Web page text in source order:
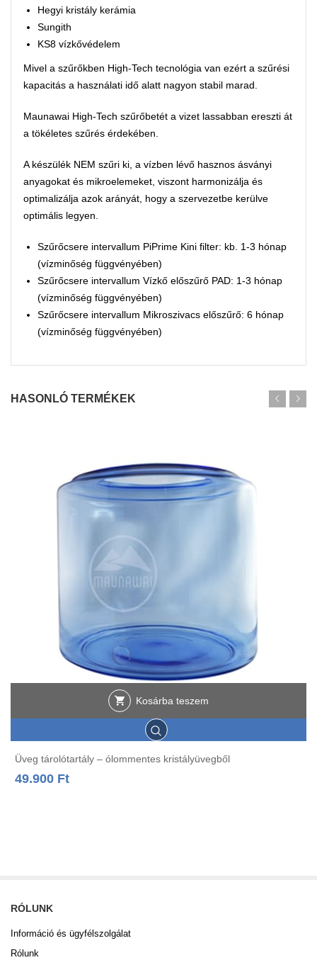
Hegyi kristály kerámia
Sungith
KS8 vízkővédelem
Mivel a szűrőkben High-Tech tecnológia van ezért a szűrési
kapacitás a használati idő alatt nagyon stabil marad.
Maunawai High-Tech szűrőbetét a vizet lassabban ereszti át
a tökéletes szűrés érdekében.
A készülék NEM szűri ki, a vízben lévő hasznos ásványi
anyagokat és mikroelemeket, viszont harmonizálja és
optimalizálja azok arányát, hogy a szervezetbe kerülve
optimális legyen.
Szűrőcsere intervallum PiPrime Kini filter: kb. 1-3 hónap
(vízminőség függvényében)
Szűrőcsere intervallum Vízkő előszűrő PAD: 1-3 hónap
(vízminőség függvényében)
Szűrőcsere intervallum Mikroszivacs előszűrő: 6 hónap
(vízminőség függvényében)
HASONLÓ TERMÉKEK
Kosárba teszem
Üveg tárolótartály – ólommentes kristályüvegből
49.900 Ft
RÓLUNK
Információ és ügyfélszolgálat
Rólunk